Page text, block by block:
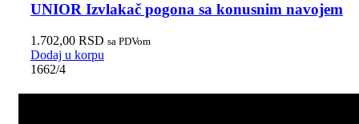
UNIOR Izvlakač pogona sa konusnim navojem
1.702,00 RSD sa PDVom
Dodaj u korpu
1662/4